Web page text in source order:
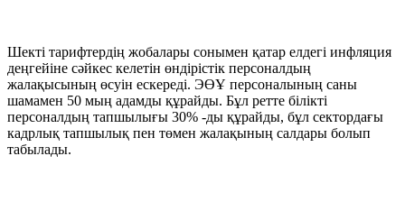
Шекті тарифтердің жобалары сонымен қатар елдегі инфляция
деңгейіне сәйкес келетін өндірістік персоналдың
жалақысының өсуін ескереді. ЭӨҰ персоналының саны
шамамен 50 мың адамды құрайды. Бұл ретте білікті
персоналдың тапшылығы 30% -ды құрайды, бұл сектордағы
кадрлық тапшылық пен төмен жалақының салдары болып
табылады.